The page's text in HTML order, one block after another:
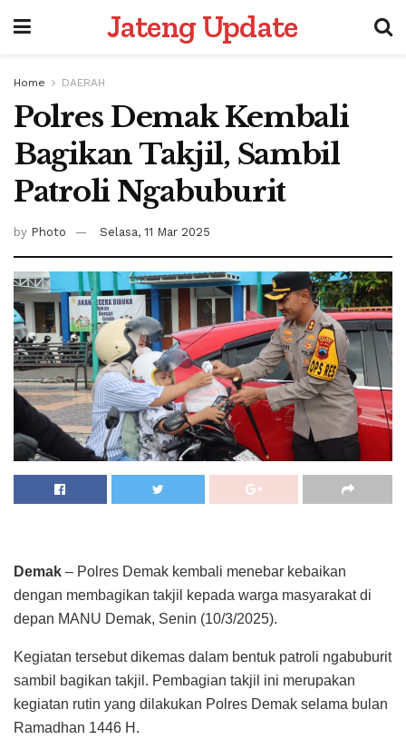
Jateng Update
Home DAERAH
Polres Demak Kembali
Bagikan Takjil, Sambil
Patroli Ngabuburit
by Photo Selasa, 11 Mar 2025
Demak – Polres Demak kembali menebar kebaikan
dengan membagikan takjil kepada warga masyarakat di
depan MANU Demak, Senin (10/3/2025).
Kegiatan tersebut dikemas dalam bentuk patroli ngabuburit
sambil bagikan takjil. Pembagian takjil ini merupakan
kegiatan rutin yang dilakukan Polres Demak selama bulan
Ramadhan 1446 H.